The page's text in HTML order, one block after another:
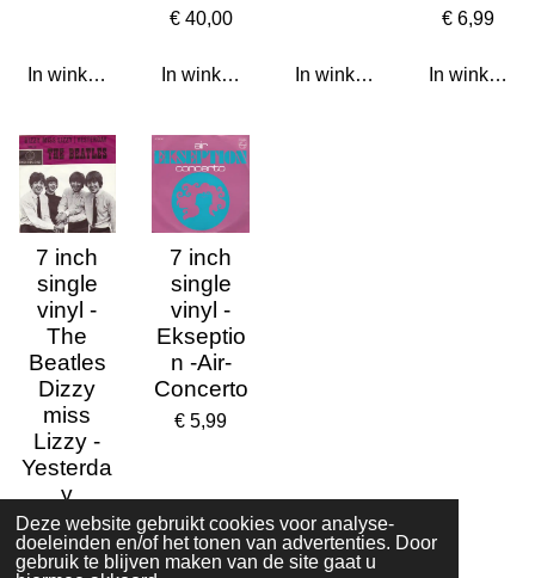
Deze website gebruikt cookies voor analyse-
doeleinden en/of het tonen van advertenties. Door
gebruik te blijven maken van de site gaat u
In winkelwagen
€ 40,00
In winkelwagen In winkelwagen
€ 6,99
In
7 inch
single
vinyl -
The
Beatles
Dizzy
miss
Lizzy -
Yesterda
y
€ 14,99
7 inch
single
vinyl -
Ekseptio
n -Air-
Concerto
€ 5,99